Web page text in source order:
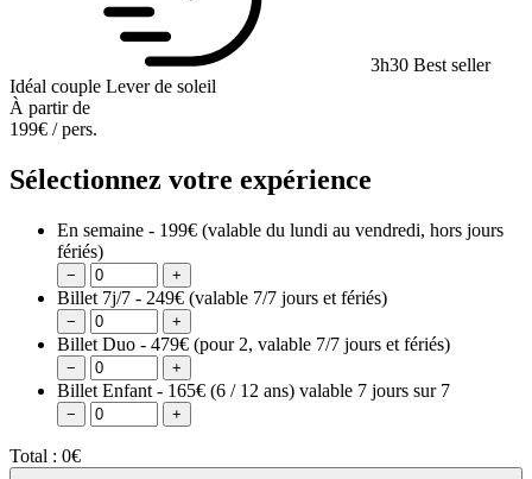
3h30 Best seller
Idéal couple Lever de soleil
À partir de
199€ / pers.
Sélectionnez votre expérience
En semaine - 199€ (valable du lundi au vendredi, hors jours
fériés)
− +
Billet 7j/7 - 249€ (valable 7/7 jours et fériés)
− +
Billet Duo - 479€ (pour 2, valable 7/7 jours et fériés)
− +
Billet Enfant - 165€ (6 / 12 ans) valable 7 jours sur 7
− +
Total : 0€